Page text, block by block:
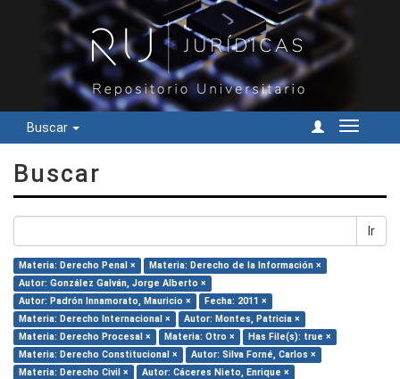
Buscar
Cambiar
Buscar
Ir
Materia: Derecho Penal ×
Materia: Derecho de la Información ×
Autor: González Galván, Jorge Alberto ×
Autor: Padrón Innamorato, Mauricio ×
Fecha: 2011 ×
Materia: Derecho Internacional ×
Autor: Montes, Patricia ×
Materia: Derecho Procesal ×
Materia: Otro ×
Has File(s): true ×
Materia: Derecho Constitucional ×
Autor: Silva Forné, Carlos ×
Materia: Derecho Civil ×
Autor: Cáceres Nieto, Enrique ×